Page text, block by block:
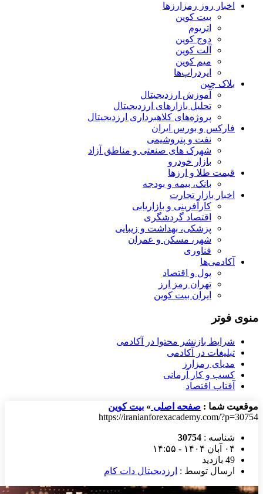
اخبار روز رمزارزها
بیت کوین
اتریوم
دوج کوین
آلت کوین
میم کوین‌
ایردراپ‌ها
بلاک چین
آموزش ارزدیجیتال
تحلیل بازارهای ارزدیجیتال
پروژه‌های کلاهبرداری ارزدیجیتال
فارکس و بورس ایران
نفت و پتروشیمی
شهرک های صنعتی و مناطق آزاد
بازار خودرو
قیمت طلا و ارزها
بانک، بیمه و بودجه
اخبار بازار تجارت
کارآفرینی و بازاریابی
اقتصاد گردشگری
پزشکی، بهداشت و زیبایی
شهر، مسکن و عمران
فناوری
آکادمی‌ها
پول و اقتصاد
تهران رمز ارز
ایران بیت کوین
منوی فوتر
شرایط بازنشر محتوا در آکادمی
تبلیغات در آکادمی
مدیای رمزارز
کسب و کار آرمانی
آفتاب اقتصاد
موقعیت شما : صفحه اصلی » بیت کوین
https://iranianforexacademy.com/?p=30754
شناسه : 30754
۰۴ آبان ۱۴۰۴ - ۱۴:۵۵
49 بازدید
ارسال توسط : ارزدیجیتال دات کام